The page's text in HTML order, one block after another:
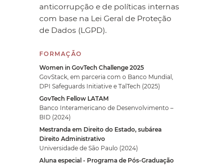
anticorrupção e de políticas internas
com base na Lei Geral de Proteção
de Dados (LGPD).
FORMAÇÃO
Women in GovTech Challenge 2025
GovStack, em parceria com o Banco Mundial,
DPI Safeguards Initiative e TalTech (2025)
GovTech Fellow LATAM
Banco Interamericano de Desenvolvimento –
BID (2024)
Mestranda em Direito do Estado, subárea
Direito Administrativo
Universidade de São Paulo (2024)
Aluna especial - Programa de Pós-Graduação